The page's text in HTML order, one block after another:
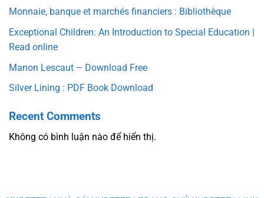
Monnaie, banque et marchés financiers : Bibliothèque
Exceptional Children: An Introduction to Special Education |
Read online
Manon Lescaut – Download Free
Silver Lining : PDF Book Download
Recent Comments
Không có bình luận nào để hiển thị.